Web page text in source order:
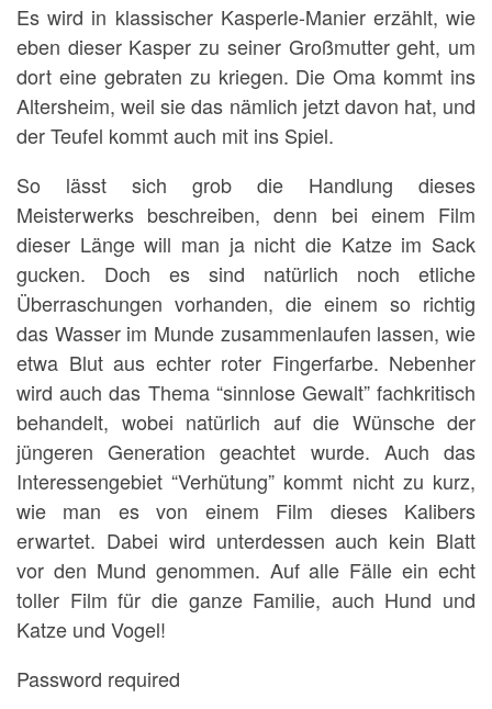
Es wird in klassischer Kasperle-Manier erzählt, wie
eben dieser Kasper zu seiner Großmutter geht, um
dort eine gebraten zu kriegen. Die Oma kommt ins
Altersheim, weil sie das nämlich jetzt davon hat, und
der Teufel kommt auch mit ins Spiel.
So lässt sich grob die Handlung dieses
Meisterwerks beschreiben, denn bei einem Film
dieser Länge will man ja nicht die Katze im Sack
gucken. Doch es sind natürlich noch etliche
Überraschungen vorhanden, die einem so richtig
das Wasser im Munde zusammenlaufen lassen, wie
etwa Blut aus echter roter Fingerfarbe. Nebenher
wird auch das Thema “sinnlose Gewalt” fachkritisch
behandelt, wobei natürlich auf die Wünsche der
jüngeren Generation geachtet wurde. Auch das
Interessengebiet “Verhütung” kommt nicht zu kurz,
wie man es von einem Film dieses Kalibers
erwartet. Dabei wird unterdessen auch kein Blatt
vor den Mund genommen. Auf alle Fälle ein echt
toller Film für die ganze Familie, auch Hund und
Katze und Vogel!
Password required